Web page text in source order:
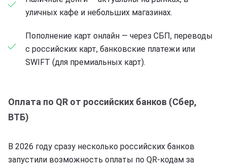
уличных кафе и небольших магазинах.
Пополнение карт онлайн — через СБП, переводы
с российских карт, банковские платежи или
SWIFT (для премиальных карт).
Оплата по QR от российских банков (Сбер,
ВТБ)
В 2026 году сразу несколько российских банков
запустили возможность оплаты по QR-кодам за